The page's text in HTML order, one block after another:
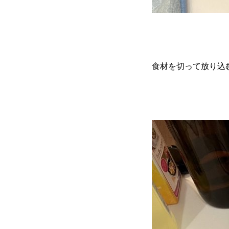
食材を切って放り込